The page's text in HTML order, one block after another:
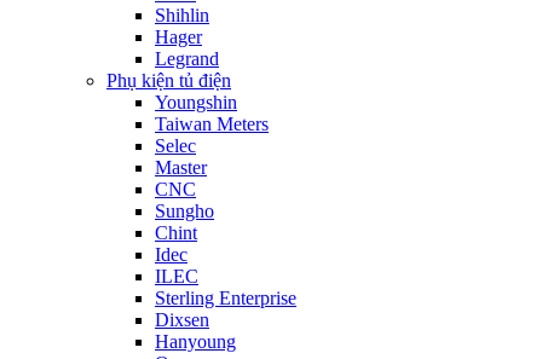
Shihlin
Hager
Legrand
Phụ kiện tủ điện
Youngshin
Taiwan Meters
Selec
Master
CNC
Sungho
Chint
Idec
ILEC
Sterling Enterprise
Dixsen
Hanyoung